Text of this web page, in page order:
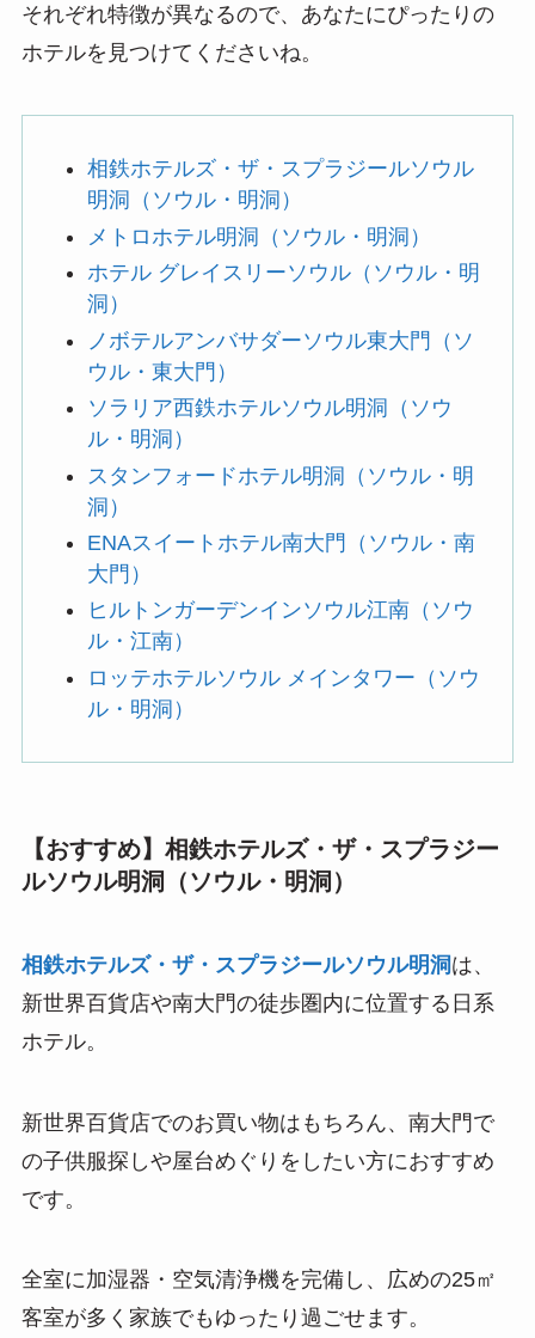
それぞれ特徴が異なるので、あなたにぴったりの
ホテルを見つけてくださいね。
相鉄ホテルズ・ザ・スプラジールソウル
明洞（ソウル・明洞）
メトロホテル明洞（ソウル・明洞）
ホテル グレイスリーソウル（ソウル・明
洞）
ノボテルアンバサダーソウル東大門（ソ
ウル・東大門）
ソラリア西鉄ホテルソウル明洞（ソウ
ル・明洞）
スタンフォードホテル明洞（ソウル・明
洞）
ENAスイートホテル南大門（ソウル・南
大門）
ヒルトンガーデンインソウル江南（ソウ
ル・江南）
ロッテホテルソウル メインタワー（ソウ
ル・明洞）
【おすすめ】相鉄ホテルズ・ザ・スプラジー
ルソウル明洞（ソウル・明洞）
相鉄ホテルズ・ザ・スプラジールソウル明洞は、
新世界百貨店や南大門の徒歩圏内に位置する日系
ホテル。
新世界百貨店でのお買い物はもちろん、南大門で
の子供服探しや屋台めぐりをしたい方におすすめ
です。
全室に加湿器・空気清浄機を完備し、広めの25㎡
客室が多く家族でもゆったり過ごせます。